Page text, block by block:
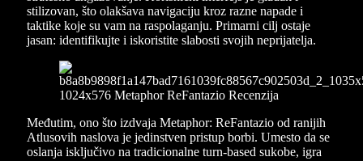
stilizovan, što olakšava navigaciju kroz razne napade i
taktike koje su vam na raspolaganju. Primarni cilj ostaje
jasan: identifikujte i iskoristite slabosti svojih neprijatelja.
Međutim, ono što izdvaja Metaphor: ReFantazio od ranijih
Atlusovih naslova je jedinstven pristup borbi. Umesto da se
oslanja isključivo na tradicionalne turn-based sukobe, igra